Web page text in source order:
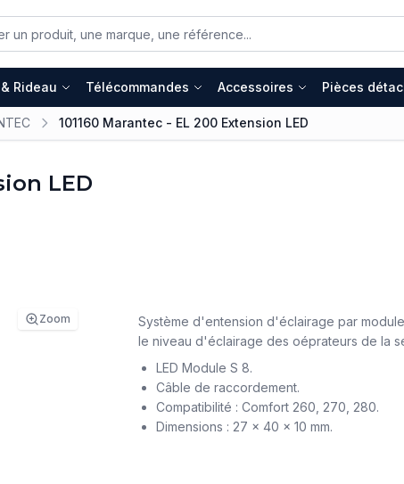
Rideau Télécommandes Accessoires Pièces
101160 Marantec - EL 200 Extension LED
LED
Zoom
Système d'entension d'éclairage par
le niveau d'éclairage des oéprateurs de la
LED Module S 8.
Câble de raccordement.
Compatibilité : Comfort 260, 270, 280.
Dimensions : 27 x 40 x 10 mm.